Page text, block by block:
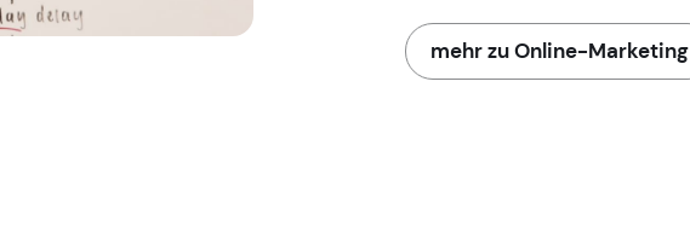
mehr zu Online-Marketing